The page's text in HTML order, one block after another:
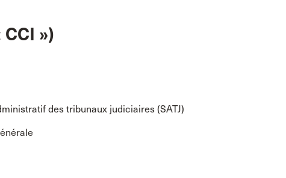
»)
des tribunaux judiciaires (SATJ)